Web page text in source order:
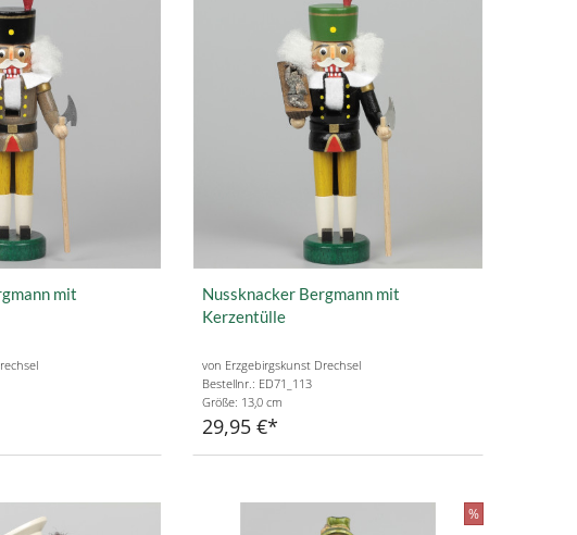
mit
Nussknacker Bergmann mit
Kerzentülle
von Erzgebirgskunst Drechsel
Bestellnr.: ED71_113
Größe: 13,0 cm
29,95 €
%